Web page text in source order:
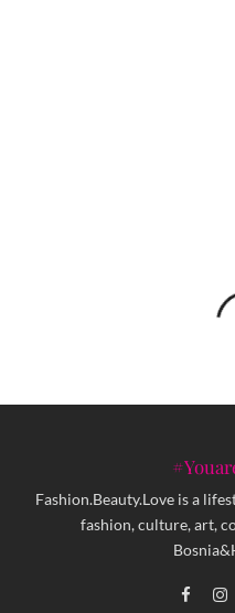
Fashion.Beauty.Love is a
fashion, culture, art,